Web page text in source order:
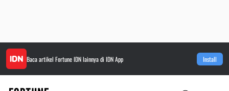
Baca artikel Fortune IDNlainnya di IDN App Install